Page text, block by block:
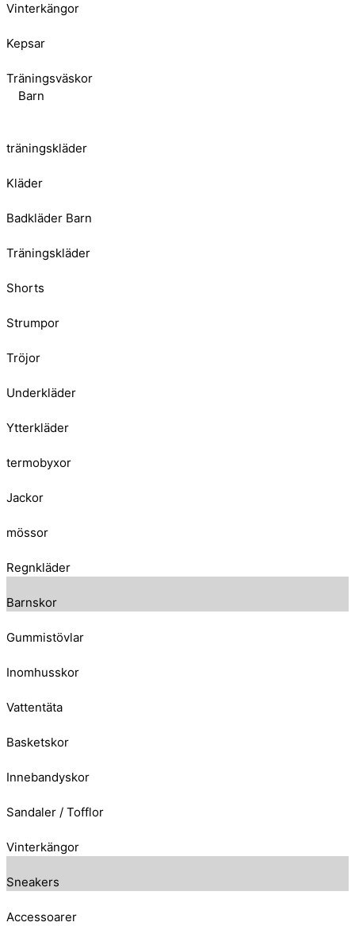
Vinterkängor
Kepsar
Träningsväskor
Barn
träningskläder
Kläder
Badkläder Barn
Träningskläder
Shorts
Strumpor
Tröjor
Underkläder
Ytterkläder
termobyxor
Jackor
mössor
Regnkläder
Barnskor
Gummistövlar
Inomhusskor
Vattentäta
Basketskor
Innebandyskor
Sandaler / Tofflor
Vinterkängor
Sneakers
Accessoarer